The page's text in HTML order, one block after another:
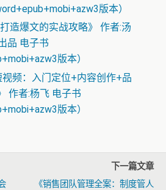
版本）
造爆文的实战攻略》 作者:汤
品 电子书
版本）
视频：入门定位+内容创作+品
作者:杨飞 电子书
版本）
下一篇文章
《销售团队管理全案：制度管人